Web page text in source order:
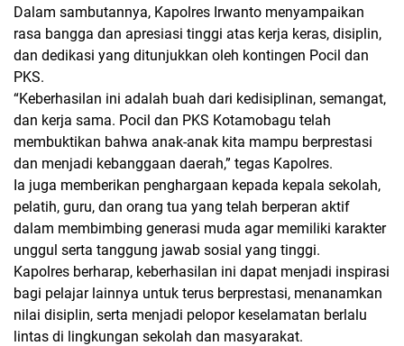
Dalam sambutannya, Kapolres Irwanto menyampaikan
rasa bangga dan apresiasi tinggi atas kerja keras, disiplin,
dan dedikasi yang ditunjukkan oleh kontingen Pocil dan
PKS.
“Keberhasilan ini adalah buah dari kedisiplinan, semangat,
dan kerja sama. Pocil dan PKS Kotamobagu telah
membuktikan bahwa anak-anak kita mampu berprestasi
dan menjadi kebanggaan daerah,” tegas Kapolres.
Ia juga memberikan penghargaan kepada kepala sekolah,
pelatih, guru, dan orang tua yang telah berperan aktif
dalam membimbing generasi muda agar memiliki karakter
unggul serta tanggung jawab sosial yang tinggi.
Kapolres berharap, keberhasilan ini dapat menjadi inspirasi
bagi pelajar lainnya untuk terus berprestasi, menanamkan
nilai disiplin, serta menjadi pelopor keselamatan berlalu
lintas di lingkungan sekolah dan masyarakat.